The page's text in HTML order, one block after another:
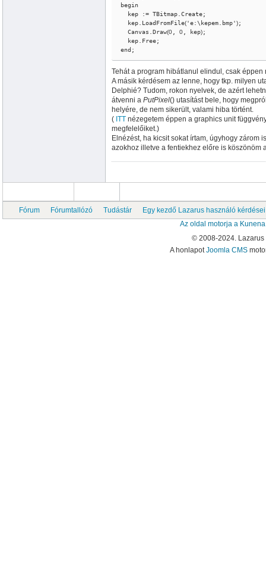
begin
  kep.LoadFromFile
('e:\kepem.bmp');
  Canvas.Draw
(0 0 , kep);
end;
Tehát a program hibátlanul elindul, csak
A másik kérdésem az lenne, hogy tkp. milyen
Delphié? Tudom, rokon nyelvek, de azért
átvenni a PutPixel() utasítást bele, hogy
helyére, de nem sikerült, valami hiba történt.
( ITT nézegetem éppen a graphics unit
megfelelőiket.)
Elnézést, ha kicsit sokat írtam, úgyhogy zárom
azokhoz illetve a fentiekhez előre is köszönöm
Fórum Fórumtallózó Tudástár
Egy kezdő Lazarus használó kérdései
Az oldal motorja a
© 2008-2024.
A honlapotJoomla CMS